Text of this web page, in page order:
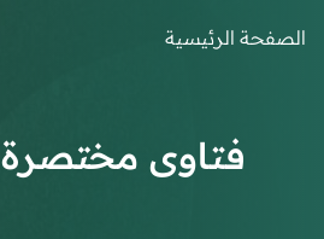
الصفحة الرئيسية
فتاوى مختصرة